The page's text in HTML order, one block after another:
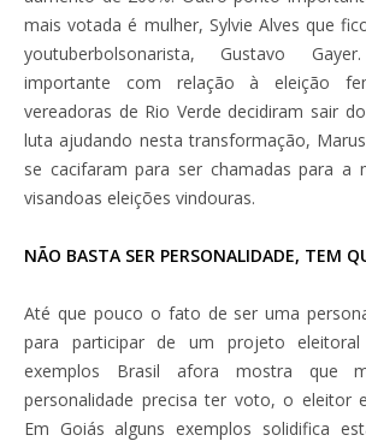
mais votada é mulher, Sylvie Alves que
youtuberbolsonarista, Gustavo
importante com relação à eleição
vereadoras de Rio Verde decidiram sair
luta ajudando nesta transformação,
se cacifaram para ser chamadas para a
visandoas eleições vindouras.
NÃO BASTA SER PERSONALIDADE, TEM
Até que pouco o fato de ser uma
para participar de um projeto eleitoral
exemplos Brasil afora mostra que
personalidade precisa ter voto, o eleitor
Em Goiás alguns exemplos solidifica